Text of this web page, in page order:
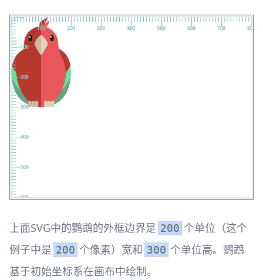
上面SVG中的鹦鹉的外框边界是 200 个单位（这个
例子中是 200 个像素）宽和 300 个单位高。鹦鹉
基于初始坐标系在画布中绘制。